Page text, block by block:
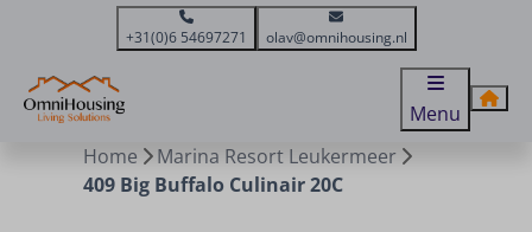
+31(0)6 54697271 olav@omnihousing.nl
Menu
Home
Marina Resort Leukermeer
409 Big Buffalo Culinair 20C